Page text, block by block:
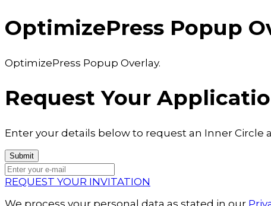
OptimizePress Popup
OptimizePress Popup Overlay.
Request Your
Enter your details below to request an Inner Circle
REQUEST YOUR INVITATION
We process your personal data as stated in our